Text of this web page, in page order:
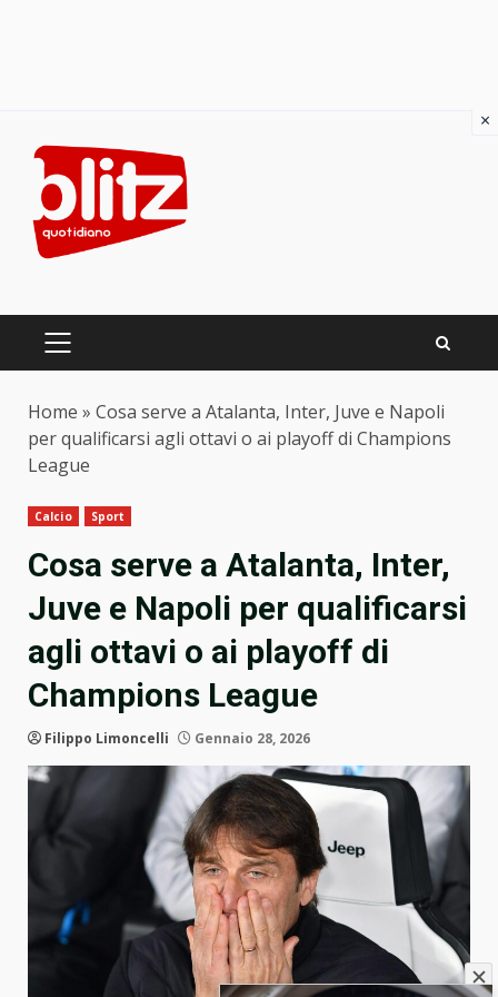
content
PRIMARY
Home » Cosa serve a Atalanta, Inter, Juve e Napoli
per qualificarsi agli ottavi o ai playoff di Champions
League
Calcio Sport
Cosa serve a Atalanta, Inter,
Juve e Napoli per qualificarsi
agli ottavi o ai playoff di
Champions League
Filippo Limoncelli Gennaio 28, 2026
×